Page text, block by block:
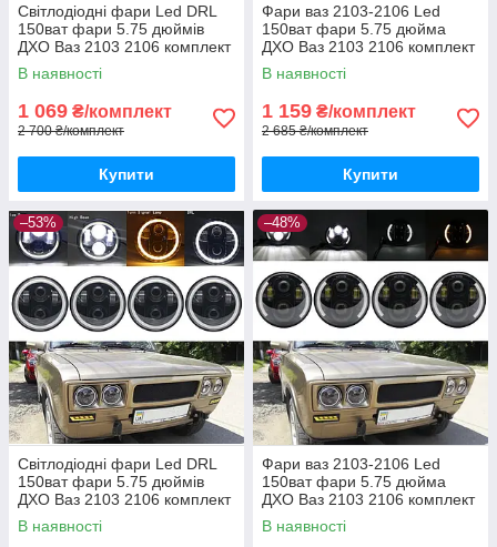
Світлодіодні фари Led DRL
150ват фари 5.75 дюймів
ДХО Ваз 2103 2106 комплект
2 шт.
В наявності
1 069 ₴/комплект
2 700 ₴/комплект
Купити
Фари ваз 2103-2106 Led
150ват фари 5.75 дюйма
ДХО Ваз 2103 2106 комплект
2 шт.
В наявності
1 159 ₴/комплект
2 685 ₴/комплект
Купити
–53%
Світлодіодні фари Led DRL
150ват фари 5.75 дюймів
ДХО Ваз 2103 2106 комплект
4 шт.
В наявності
–48%
Фари ваз 2103-2106 Led
150ват фари 5.75 дюйма
ДХО Ваз 2103 2106 комплект
4 шт.
В наявності